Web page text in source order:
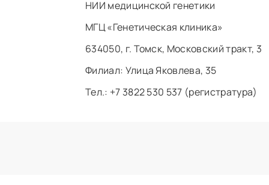
НИИ медицинской генетики
МГЦ «Генетическая клиника»
634050, г. Томск, Московский тракт, 3
Филиал: ​Улица Яковлева, 35
Тел.: +7 3822 530 537 (регистратура)